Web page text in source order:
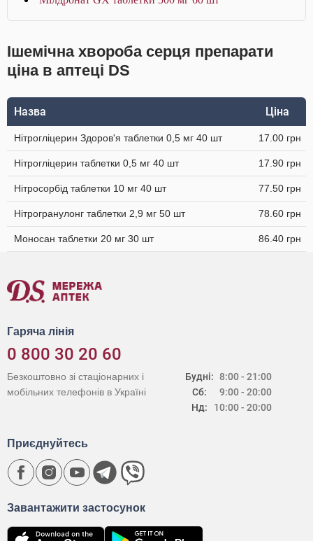
Ішемічна хвороба серця препарати
ціна в аптеці DS
Назва Ціна
Нітрогліцерин Здоров'я таблетки 0,5 мг 40 шт 17.00 грн
Нітрогліцерин таблетки 0,5 мг 40 шт 17.90 грн
Нітросорбід таблетки 10 мг 40 шт 77.50 грн
Нітрогранулонг таблетки 2,9 мг 50 шт 78.60 грн
Моносан таблетки 20 мг 30 шт 86.40 грн
Гаряча лінія
0 800 30 20 60
Будні:
Сб:
Нд:
8:00 - 21:00
9:00 - 20:00
10:00 - 20:00
Безкоштовно зі стаціонарних і
мобільних телефонів в Україні
Завантажити застосунок
Приєднуйтесь